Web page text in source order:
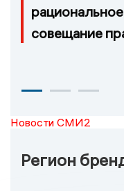
совещание
Новости СМИ2
Регион